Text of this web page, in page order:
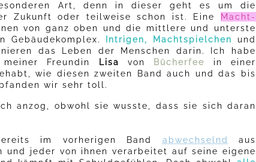
Art, denn in dieser geht es um die
Zukunft oder teilweise schon ist. Eine
Macht-
von ganz oben und die mittlere und unterste
Gebäudekomplex.
Intrigen, Machtspielchen
und
das Leben der Menschen darin. Ich habe
Freundin
Lisa von Bücherfee in einer
wie diesen zweiten Band auch und das bis
wir sehr toll.
anzog, obwohl sie wusste, dass sie sich daran
im vorherigen Band abwechselnd
aus
und jeder von ihnen verarbeitet auf seine eigene